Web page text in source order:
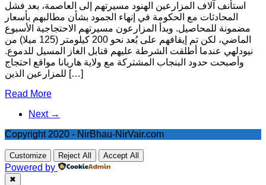
استأنف آلاف المزارعين الهنود مسيرتهم إلى العاصمة، بعد فشل
المحادثات مع الحكومة في إنهاء الجمود بشأن مطالبهم بأسعار
مضمونة للمحاصيل. وبدأ المزارعون مسيرتهم الاحتجاجية الأسبوع
الماضي، لكن تم إيقافهم على بُعد نحو 200 كيلومتر (125 ميلا) من
نيودلهي عندما أطلقت الشرطة عليهم قنابل الغاز المسيل للدموع.
وأصبحت حدود البنجاب المشتركة مع ولاية هاريانا مواقع احتجاج
للمزارعين الذين […]
Read More
Next →
Copyright 2020 - NirBhau-NirVair.com
Customize Reject All Accept All
Powered by
✖